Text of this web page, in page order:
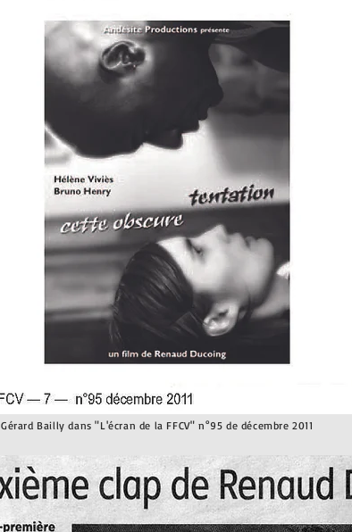
Gérard Bailly dans "L'écran de la FFCV" n°95 de décembre 2011